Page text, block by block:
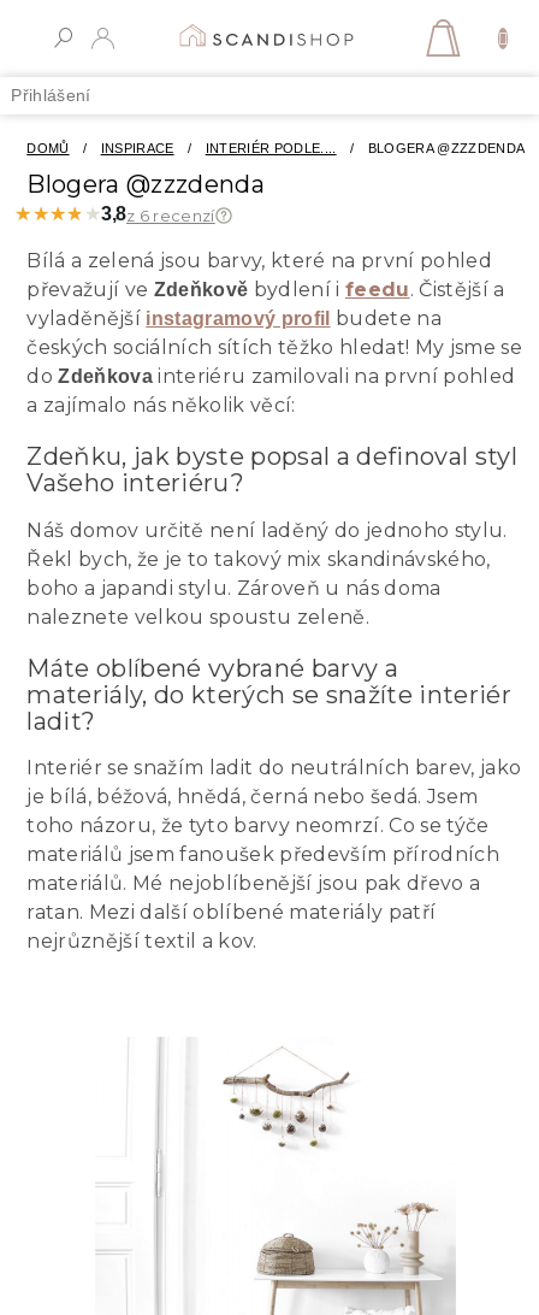
Přihlášení
DOMŮ / INSPIRACE / INTERIÉR PODLE.... / BLOGERA @ZZZDENDA
Blogera @zzzdenda
★★★★★
★★★★★3,8z 6 recenzí
Bílá a zelená jsou barvy, které na první pohled
převažují ve Zdeňkově bydlení i feedu. Čistější a
vyladěnější instagramový profil budete na
českých sociálních sítích těžko hledat! My jsme se
doZdeňkovainteriéru zamilovali na první pohled
a zajímalo nás několik věcí:
Zdeňku, jak byste popsal a definoval styl
Vašeho interiéru?
Náš domov určitě není laděný do jednoho stylu.
Řekl bych, že je to takový mix skandinávského,
boho a japandi stylu. Zároveň u nás doma
naleznete velkou spoustu zeleně.
Máte oblíbené vybrané barvy a
materiály, do kterých se snažíte interiér
ladit?
Interiér se snažím ladit do neutrálních barev, jako
je bílá, béžová, hnědá, černá nebo šedá. Jsem
toho názoru, že tyto barvy neomrzí. Co se týče
materiálů jsem fanoušek především přírodních
materiálů. Mé nejoblíbenější jsou pak dřevo a
ratan. Mezi další oblíbené materiály patří
nejrůznější textil a kov.